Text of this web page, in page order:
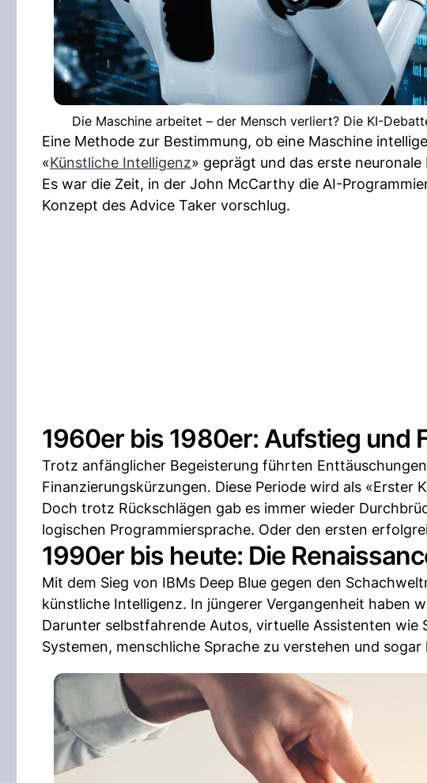
Die Maschine arbeitet – der Mensch verliert? Die KI-
Eine Methode zur Bestimmung, ob eine Maschine
«Künstliche Intelligenz» geprägt und das erste
Es war die Zeit, in der John McCarthy die AI-
Konzept des Advice Taker vorschlug.
1960er bis 1980er: Aufstieg und
Trotz anfänglicher Begeisterung führten
Finanzierungskürzungen. Diese Periode wird als «Erster
Doch trotz Rückschlägen gab es immer wieder
logischen Programmiersprache. Oder den ersten
1990er bis heute: Die
Mit dem Sieg von IBMs Deep Blue gegen den
künstliche Intelligenz. In jüngerer Vergangenheit haben
Darunter selbstfahrende Autos, virtuelle Assistenten wie
Systemen, menschliche Sprache zu verstehen und sogar